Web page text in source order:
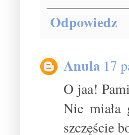
Odpowiedz
Anula 17
O jaa!
Nie
szczęście